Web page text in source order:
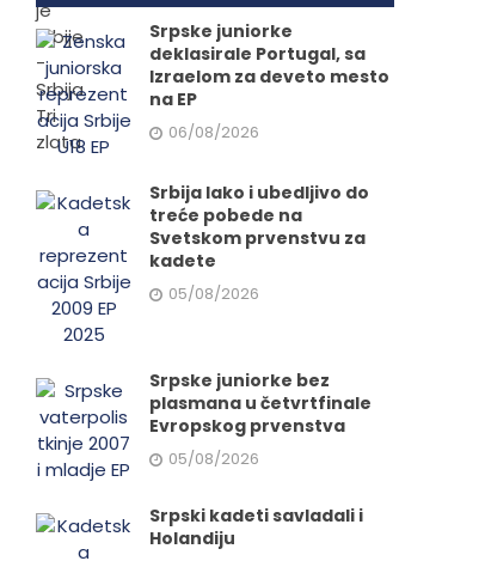
Srpske juniorke
deklasirale Portugal, sa
Izraelom za deveto mesto
na EP
06/08/2026
Srbija lako i ubedljivo do
treće pobede na
Svetskom prvenstvu za
kadete
05/08/2026
Srpske juniorke bez
plasmana u četvrtfinale
Evropskog prvenstva
05/08/2026
Srpski kadeti savladali i
Holandiju